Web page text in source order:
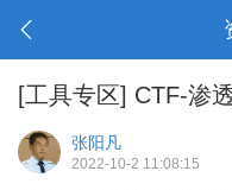
[工具专区] CTF-渗
张阳凡
2022-10-2 11:08:15